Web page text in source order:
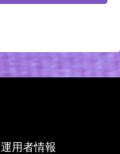
運用者情報